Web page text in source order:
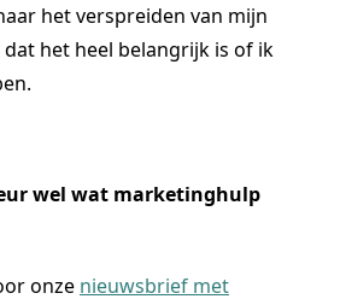
het verspreiden van mijn
het heel belangrijk is of ik
wel wat marketinghulp
onze nieuwsbrief met